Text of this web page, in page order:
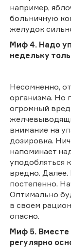
например,
больничную
желудок
Миф 4. Надо
недельку
Несомненно,
организма. Но
огромный
внимание на
дозировка.
напоминает
уподобляться
вредно.
постепенно.
Оптимально
в своем
опасно.
Миф 5. Вместе
регулярно